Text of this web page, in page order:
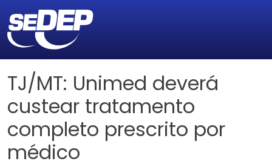
TJ/MT: Unimed deverá
custear tratamento
completo prescrito por
médico